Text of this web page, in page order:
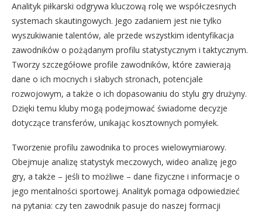
Analityk piłkarski odgrywa kluczową rolę we współczesnych
systemach skautingowych. Jego zadaniem jest nie tylko
wyszukiwanie talentów, ale przede wszystkim identyfikacja
zawodników o pożądanym profilu statystycznym i taktycznym.
Tworzy szczegółowe profile zawodników, które zawierają
dane o ich mocnych i słabych stronach, potencjale
rozwojowym, a także o ich dopasowaniu do stylu gry drużyny.
Dzięki temu kluby mogą podejmować świadome decyzje
dotyczące transferów, unikając kosztownych pomyłek.
Tworzenie profilu zawodnika to proces wielowymiarowy.
Obejmuje analizę statystyk meczowych, wideo analizę jego
gry, a także – jeśli to możliwe – dane fizyczne i informacje o
jego mentalności sportowej. Analityk pomaga odpowiedzieć
na pytania: czy ten zawodnik pasuje do naszej formacji